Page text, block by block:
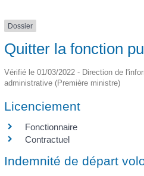
Dossier
Quitter la fonction
Vérifié le 01/03/2022 - Direction de
administrative (Première ministre)
Licenciement
Fonctionnaire
Contractuel
Indemnité de départ